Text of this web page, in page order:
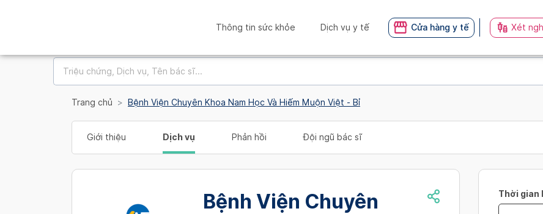
Thông tin sức khỏe Dịch vụ y tế Cửa hàng y tế Xét
Trang chủ Bệnh Viện Chuyên Khoa Nam Học Và Hiếm Muộn Việt - Bỉ
Giới thiệu Dịch vụ Phản hồi Đội ngũ bác sĩ
Bệnh Viện Chuyên
Thời gian